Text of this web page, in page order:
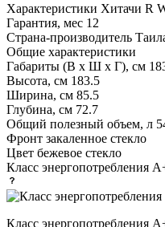
Характеристики Хитачи R
Гарантия, мес 12
Страна-производитель
Общие характеристики
Габариты (В х Ш х Г), см
Высота, см 183.5
Ширина, см 85.5
Глубина, см 72.7
Общий полезный объем, л
Фронт закаленное стекло
Цвет бежевое стекло
Класс энергопотребления
Класс энергопотребления